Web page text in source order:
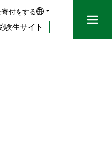
寄付をする
験生サイト